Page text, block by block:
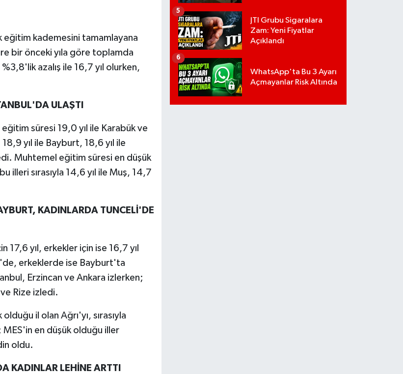
eğitim kademesini tamamlayana
bir önceki yıla göre toplamda
azalış ile 16,7 yıl olurken,
ULAŞTI
süresi 19,0 yıl ile Karabük ve
yıl ile Bayburt, 18,6 yıl ile
Muhtemel eğitim süresi en düşük
illeri sırasıyla 14,6 yıl ile Muş, 14,7
KADINLARDA TUNCELİ'DE
17,6 yıl, erkekler için ise 16,7 yıl
erkeklerde ise Bayburt'ta
Erzincan ve Ankara izlerken;
Rize izledi.
il olan Ağrı'yı, sırasıyla
MES'in en düşük olduğu iller
oldu.
KADINLAR LEHİNE ARTTI
JTI Grubu Sigaralara
Zam: Yeni Fiyatlar
Açıklandı
5
WhatsApp'ta Bu 3 Ayarı
Açmayanlar Risk Altında
6